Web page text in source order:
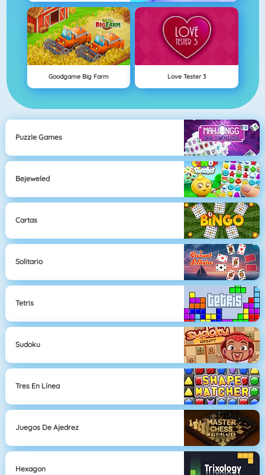
Goodgame Big Farm Love Tester 3
Puzzle Games
Bejeweled
Cartas
Solitario
Tetris
Sudoku
Tres En Línea
Juegos De Ajedrez
Hexagon